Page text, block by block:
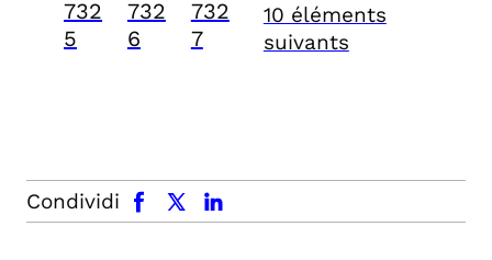
732
5
732
6
732
7
10 éléments
suivants
Condividi
facebook x.com linkedin